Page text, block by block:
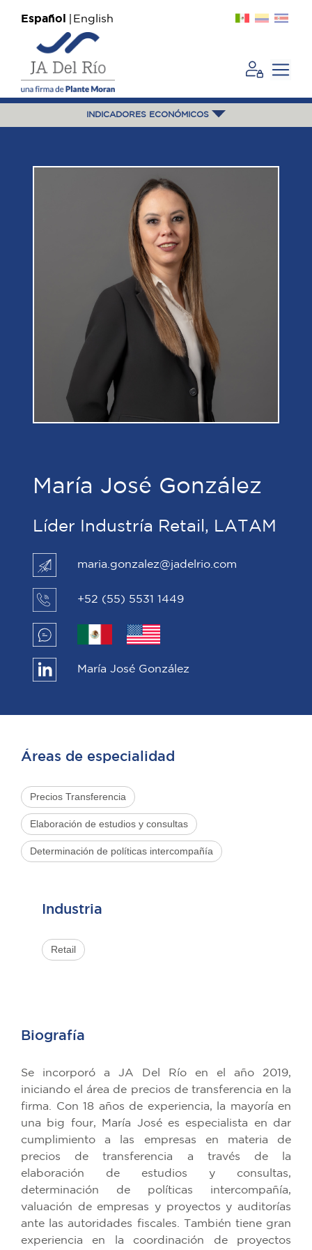
Español English
INDICADORES ECONÓMICOS
María José González
Líder Industría Retail, LATAM
maria.gonzalez@jadelrio.com
+52 (55) 5531 1449
María José González
Áreas de especialidad
Precios Transferencia
Elaboración de estudios y consultas
Determinación de políticas intercompañía
Industria
Retail
Biografía
Se incorporó a JA Del Río en el año 2019,
iniciando el área de precios de transferencia en la
firma. Con 18 años de experiencia, la mayoría en
una big four, María José es especialista en dar
cumplimiento a las empresas en materia de
precios de transferencia a través de la
elaboración de estudios y consultas,
determinación de políticas intercompañía,
valuación de empresas y proyectos y auditorías
ante las autoridades fiscales. También tiene gran
experiencia en la coordinación de proyectos